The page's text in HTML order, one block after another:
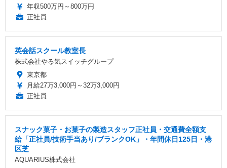
年収500万円～800万円
正社員
英会話スクール教室長
株式会社やる気スイッチグループ
東京都
月給27万3,000円～32万3,000円
正社員
スナック菓子・お菓子の製造スタッフ正社員・交通費全額支
給「正社員/技術手当あり/ブランクOK」・年間休日125日・港
区芝
AQUARIUS株式会社